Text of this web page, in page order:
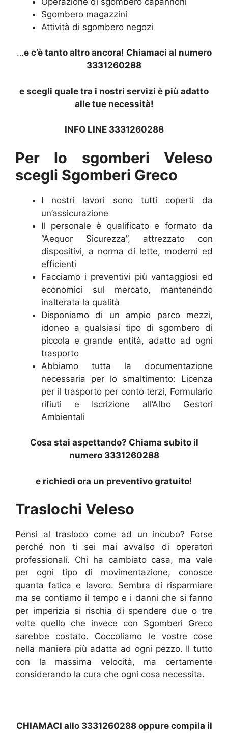
Sgombero magazzini
Attività di sgombero negozi
…e c’è tanto altro ancora! Chiamaci al numero
3331260288
e scegli quale tra i nostri servizi è più adatto
alle tue necessità!
INFO LINE 3331260288
Per lo sgomberi Veleso
scegli Sgomberi Greco
I nostri lavori sono tutti coperti da
un’assicurazione
Il personale è qualificato e formato da
“Aequor Sicurezza”, attrezzato con
dispositivi, a norma di lette, moderni ed
efficienti
Facciamo i preventivi più vantaggiosi ed
economici sul mercato, mantenendo
inalterata la qualità
Disponiamo di un ampio parco mezzi,
idoneo a qualsiasi tipo di sgombero di
piccola e grande entità, adatto ad ogni
trasporto
Abbiamo tutta la documentazione
necessaria per lo smaltimento: Licenza
per il trasporto per conto terzi, Formulario
rifiuti e Iscrizione all’Albo Gestori
Ambientali
Cosa stai aspettando? Chiama subito il
numero 3331260288
e richiedi ora un preventivo gratuito!
Traslochi Veleso
Pensi al trasloco come ad un incubo? Forse
perché non ti sei mai avvalso di operatori
professionali. Chi ha cambiato casa, ma vale
per ogni tipo di movimentazione, conosce
quanta fatica e lavoro. Sembra di risparmiare
ma se contiamo il tempo e i danni che si fanno
per imperizia si rischia di spendere due o tre
volte quello che invece con Sgomberi Greco
sarebbe costato. Coccoliamo le vostre cose
nella maniera più adatta ad ogni pezzo. Il tutto
con la massima velocità, ma certamente
considerando la cura che ogni cosa necessita.
CHIAMACI allo 3331260288 oppure compila il